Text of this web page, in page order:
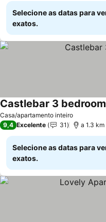
Selecione as datas para
exatos.
Casa/apartamento inteiro
Castlebar 3
9,4 Excelente 31 a 1.3
Selecione as datas para
exatos.